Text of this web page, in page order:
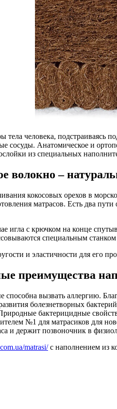
тела человека, подстраиваясь
сосуды. Анатомическое и
из специальных
волокно –
кокосовых орехов в
матрасов. Есть два
игла с крючком на конце
специальным станком
и эластичности для его
преимущества
вызвать аллергию.
болезнетворных
бактерицидные
№1 для матрасиков для
и держит позвоночник в
matrasi/с наполнением из